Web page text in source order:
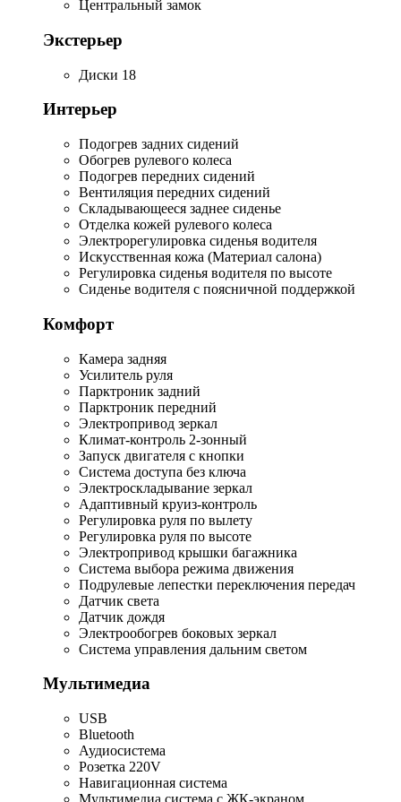
Центральный замок
Экстерьер
Диски 18
Интерьер
Подогрев задних сидений
Обогрев рулевого колеса
Подогрев передних сидений
Вентиляция передних сидений
Складывающееся заднее сиденье
Отделка кожей рулевого колеса
Электрорегулировка сиденья водителя
Искусственная кожа (Материал салона)
Регулировка сиденья водителя по высоте
Сиденье водителя с поясничной поддержкой
Комфорт
Камера задняя
Усилитель руля
Парктроник задний
Парктроник передний
Электропривод зеркал
Климат-контроль 2-зонный
Запуск двигателя с кнопки
Система доступа без ключа
Электроскладывание зеркал
Адаптивный круиз-контроль
Регулировка руля по вылету
Регулировка руля по высоте
Электропривод крышки багажника
Система выбора режима движения
Подрулевые лепестки переключения передач
Датчик света
Датчик дождя
Электрообогрев боковых зеркал
Система управления дальним светом
Мультимедиа
USB
Bluetooth
Аудиосистема
Розетка 220V
Навигационная система
Мультимедиа система с ЖК-экраном